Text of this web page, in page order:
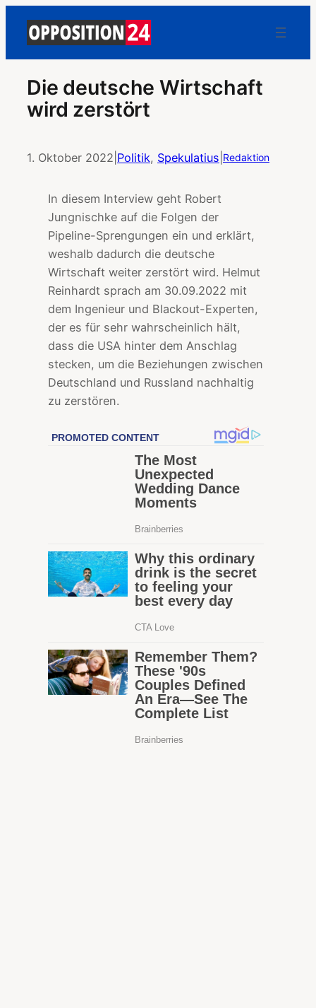
Die deutsche Wirtschaft
wird zerstört
1. Oktober 2022 Politik, Spekulatius Redaktion
In diesem Interview geht Robert
Jungnischke auf die Folgen der
Pipeline-Sprengungen ein und erklärt,
weshalb dadurch die deutsche
Wirtschaft weiter zerstört wird. Helmut
Reinhardt sprach am 30.09.2022 mit
dem Ingenieur und Blackout-Experten,
der es für sehr wahrscheinlich hält,
dass die USA hinter dem Anschlag
stecken, um die Beziehungen zwischen
Deutschland und Russland nachhaltig
zu zerstören.